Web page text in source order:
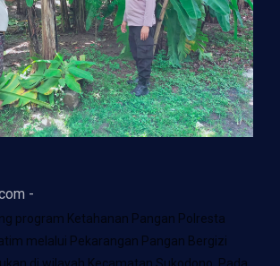
-
program Ketahanan Pangan Polresta
melalui Pekarangan Pangan Bergizi